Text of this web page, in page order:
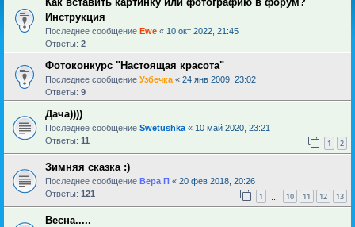
Инструкция
Последнее сообщение Ewe « 10 окт 2022, 21:45
Ответы: 2
Фотоконкурс "Настоящая красота"
Последнее сообщение Узбечка « 24 янв 2009, 23:02
Ответы: 9
Дача))))
Последнее сообщение Swetushka « 10 май 2020, 23:21
Ответы: 11 1 2
Зимняя сказка :)
Последнее сообщение Вера П « 20 фев 2018, 20:26
Ответы: 121 1 10 11 12 13
Весна.....